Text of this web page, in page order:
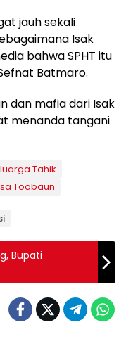
jauh sekali
Isak
bahwa SPHT itu
Batmaro.
dan mafia dari Isak
menanda tangani
Tahik
Toobaun
Bupati